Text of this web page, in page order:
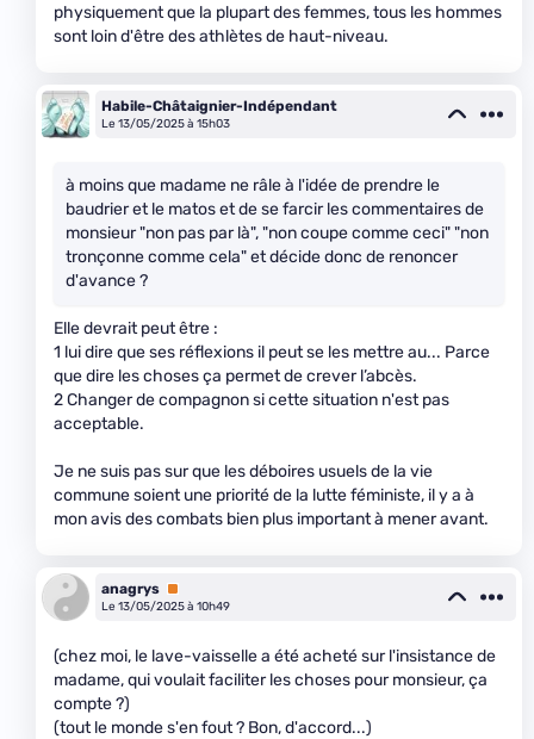
physiquement que la plupart des femmes, tous les hommes
sont loin d'être des athlètes de haut-niveau.
Habile-Châtaignier-Indépendant
Le 13/05/2025 à 15h03
à moins que madame ne râle à l'idée de prendre le
baudrier et le matos et de se farcir les commentaires de
monsieur "non pas par là", "non coupe comme ceci" "non
tronçonne comme cela" et décide donc de renoncer
d'avance ?
Elle devrait peut être :
1 lui dire que ses réflexions il peut se les mettre au... Parce
que dire les choses ça permet de crever l’abcès.
2 Changer de compagnon si cette situation n'est pas
acceptable.
Je ne suis pas sur que les déboires usuels de la vie
commune soient une priorité de la lutte féministe, il y a à
mon avis des combats bien plus important à mener avant.
anagrys Premium
Le 13/05/2025 à 10h49
(chez moi, le lave-vaisselle a été acheté sur l'insistance de
madame, qui voulait faciliter les choses pour monsieur, ça
compte ?)
(tout le monde s'en fout ? Bon, d'accord...)